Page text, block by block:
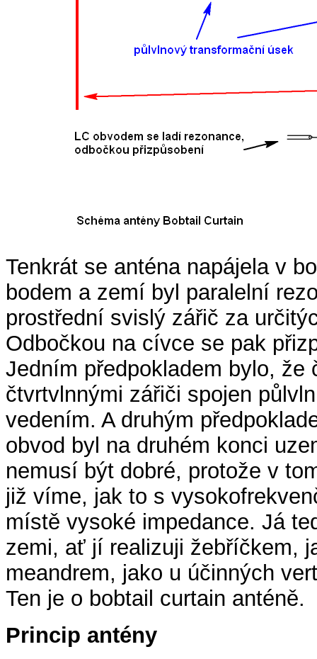
Tenkrát se anténa napájela v
bodem a zemí byl paralelní
prostřední svislý zářič za
Odbočkou na cívce se pak
Jedním předpokladem bylo,
čtvrtvlnnými zářiči spojen
vedením. A druhým
obvod byl na druhém konci
nemusí být dobré, protože v
již víme, jak to s
místě vysoké impedance. Já
zemi, ať jí realizuji žebříčkem,
meandrem, jako u účinných
Ten je o bobtail curtain anténě.
Princip antény